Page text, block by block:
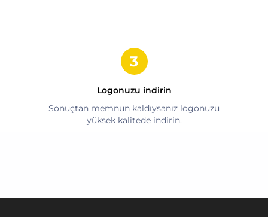
Logonuzu indirin
Sonuçtan memnun kaldıysanız logonuzu
yüksek kalitede indirin.